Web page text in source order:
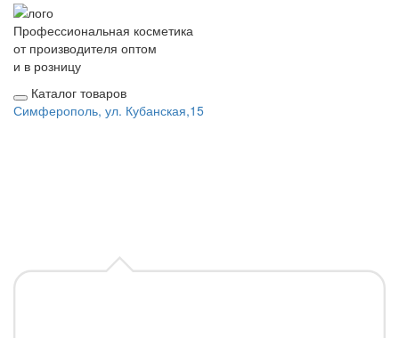
Профессиональная косметика
от производителя оптом
и в розницу
Каталог товаров
Симферополь, ул. Кубанская,15